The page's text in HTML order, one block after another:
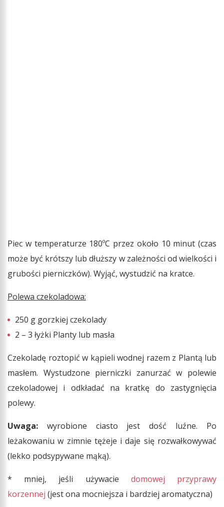
Piec w temperaturze 180ºC przez około 10 minut (czas
może być krótszy lub dłuższy w zależności od wielkości i
grubości pierniczków). Wyjąć, wystudzić na kratce.
Polewa czekoladowa:
250 g gorzkiej czekolady
2 – 3 łyżki Planty lub masła
Czekoladę roztopić w kąpieli wodnej razem z Plantą lub
masłem. Wystudzone pierniczki zanurzać w polewie
czekoladowej i odkładać na kratkę do zastygnięcia
polewy.
Uwaga: wyrobione ciasto jest dość luźne. Po
leżakowaniu w zimnie tężeje i daje się rozwałkowywać
(lekko podsypywane mąką).
* mniej, jeśli używacie domowej przyprawy
korzennej (jest ona mocniejsza i bardziej aromatyczna)